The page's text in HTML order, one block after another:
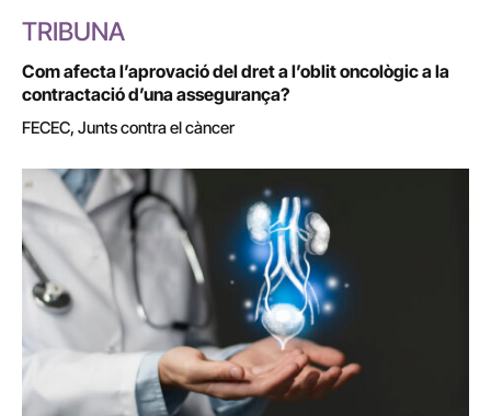
TRIBUNA
Com afecta l’aprovació del dret a l’oblit oncològic a la
contractació d’una assegurança?
FECEC, Junts contra el càncer